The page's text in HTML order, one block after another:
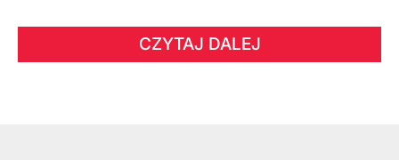
CZYTAJ DALEJ